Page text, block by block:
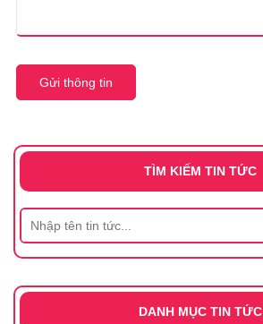
Gửi thông tin
TÌM KIẾM TIN TỨC
DANH MỤC TIN TỨC